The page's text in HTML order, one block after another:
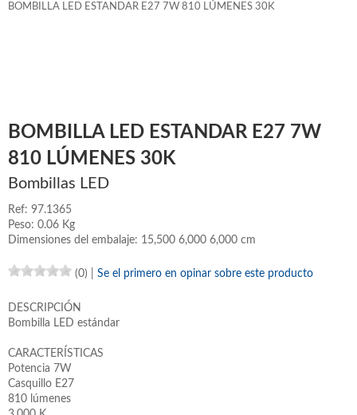
BOMBILLA LED ESTANDAR E27 7W 810 LÚMENES 30K
BOMBILLA LED ESTANDAR E27 7W
810 LÚMENES 30K
Bombillas LED
Ref: 97.1365
Peso: 0.06 Kg
Dimensiones del embalaje: 15,500 6,000 6,000 cm
(0) Se el primero en opinar sobre este producto
DESCRIPCIÓN
Bombilla LED estándar
CARACTERÍSTICAS
Potencia 7W
Casquillo E27
810 lúmenes